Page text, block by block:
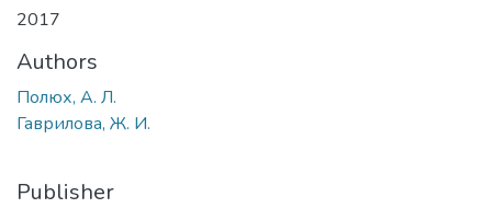
2017
Authors
Полюх, А. Л.
Гаврилова, Ж. И.
Publisher